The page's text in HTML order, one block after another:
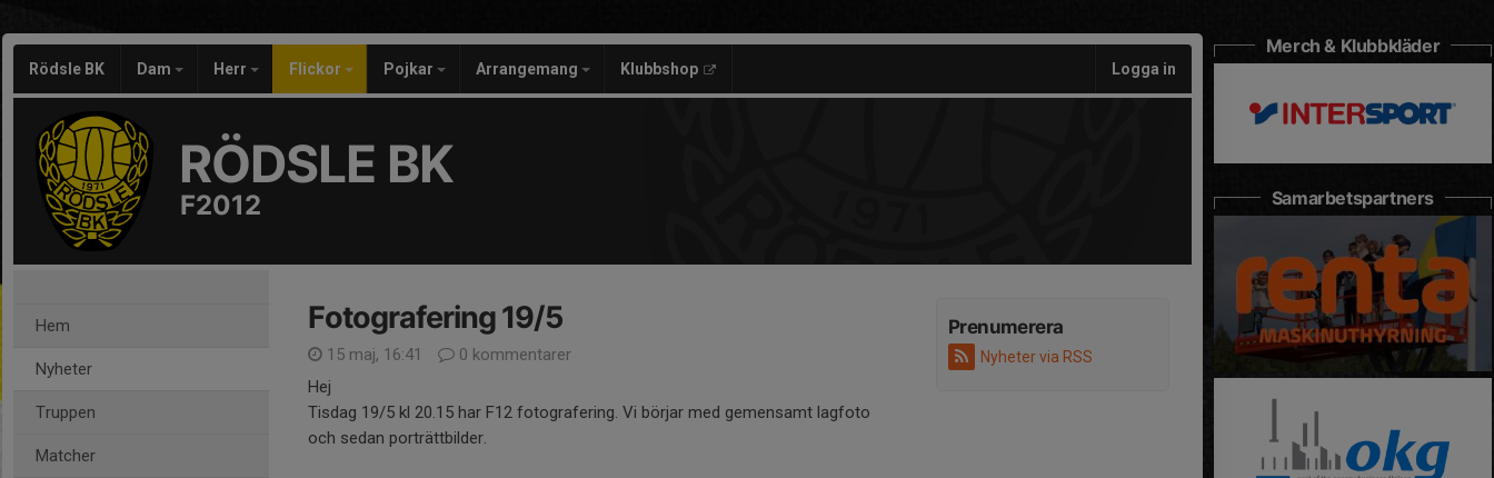
Rödsle BK Dam Herr Flickor Pojkar Arrangemang Klubbshop Logga in
RÖDSLE BK
F2012
Hem
Nyheter
Truppen
Matcher
Prenumerera
Nyheter via RSS
Fotografering 19/5
15 maj, 16:41
0 kommentarer
Hej
Tisdag 19/5 kl 20.15 har F12 fotografering. Vi börjar med gemensamt lagfoto
och sedan porträttbilder.
Merch & Klubbkläder
Samarbetspartners